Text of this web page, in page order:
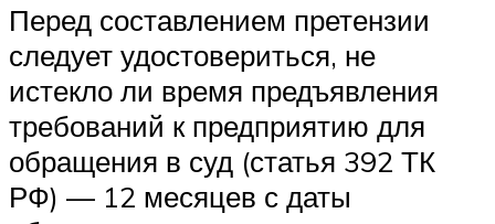
Перед составлением претензии
следует удостовериться, не
истекло ли время предъявления
требований к предприятию для
обращения в суд (статья 392 ТК
РФ) — 12 месяцев с даты